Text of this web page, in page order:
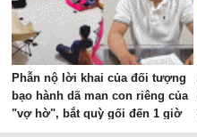
Phẫn nộ lời khai của đối tượng
bạo hành dã man con riêng của
"vợ hờ", bắt quỳ gối đến 1 giờ
sáng